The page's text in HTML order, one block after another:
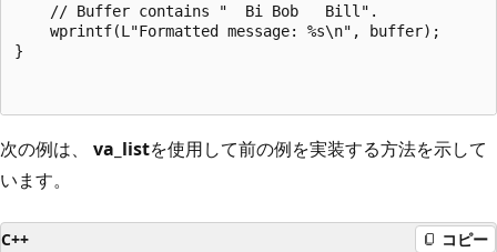
    // Buffer contains "  Bi Bob   Bill".
    wprintf(L"Formatted message: %s\n", buffer);
}
次の例は、 va_listを使用して前の例を実装する方法を示して
います。
C++ コピー